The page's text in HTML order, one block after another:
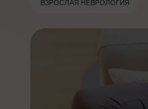
ВЗРОСЛАЯ НЕВРОЛОГИЯ